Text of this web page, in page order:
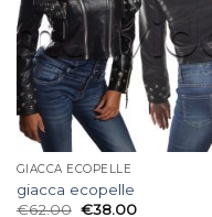
GIACCA ECOPELLE
giacca ecopelle
€62.00 €38.00